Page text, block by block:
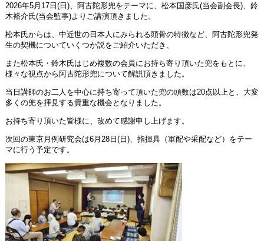
2026年5月17日(日)、阿古陀形兜をテーマに、松本国彦氏(当会副会長)、鈴
木裕介氏(当会監事)よりご講演頂きました。
松本氏からは、中近世の日本人にみられる頭骨の特徴など、阿古陀形兜発
生の契機についていくつか説をご紹介いただき、
また松本氏・鈴木氏はじめ複数の会員にお持ち寄り頂いた兜をもとに、
様々な視点から阿古陀形兜について解説頂きました。
当日講師のお二人を中心に持ち寄って頂いた兜の頭数は20点以上と、大変
多くの兜を拝見する貴重な機会となりました。
お持ち寄り頂いた皆様に、改めて感謝申し上げます。
次回の東京月例研究会は6月28日(日)、指揮具（軍配や采配など）をテー
マに行う予定です。